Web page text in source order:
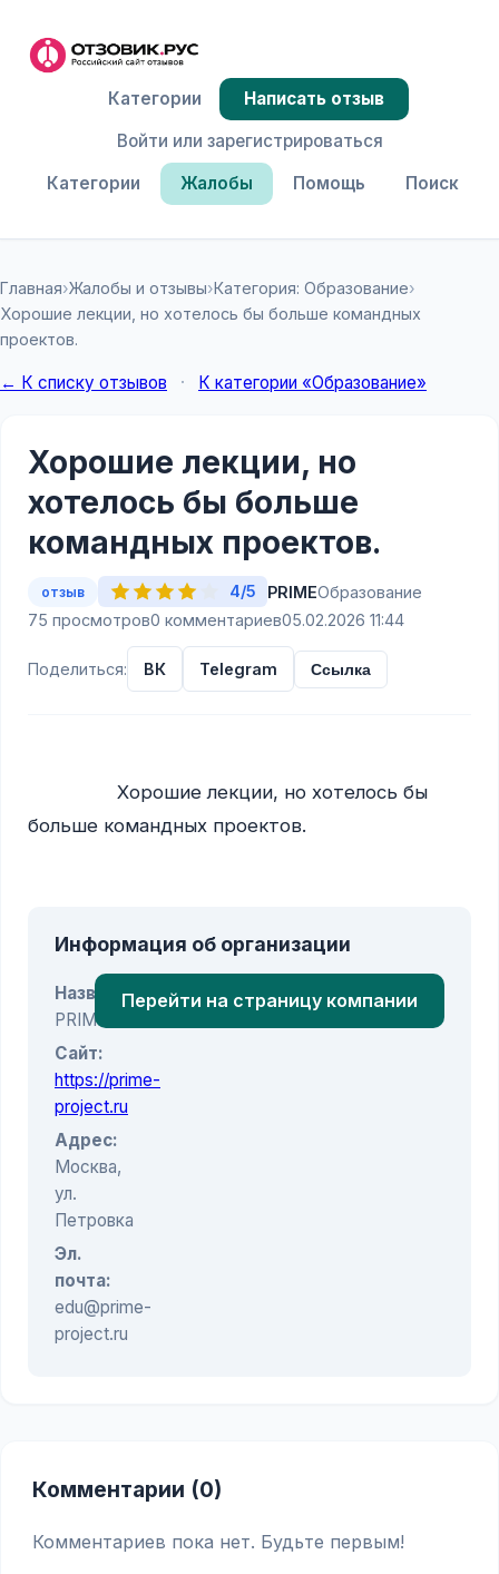
Категории Жалобы Помощь Поиск
Категории
Написать отзыв
Войти или зарегистрироваться
Главная›Жалобы и отзывы›Категория: Образование›
Хорошие лекции, но хотелось бы больше командных
проектов.
← К списку отзывов · К категории «Образование»
Хорошие лекции, но
хотелось бы больше
командных проектов.
отзыв 4/5 PRIMEОбразование
75 просмотров0 комментариев05.02.2026 11:44
Поделиться: ВК Telegram Ссылка
больше командных проектов.
Информация об организации
Название:
PRIME
Сайт:
https://prime-
project.ru
Адрес:
Москва,
ул.
Петровка
Эл.
почта:
edu@prime-
project.ru
Перейти на страницу компании
Комментарии (0)
Комментариев пока нет. Будьте первым!